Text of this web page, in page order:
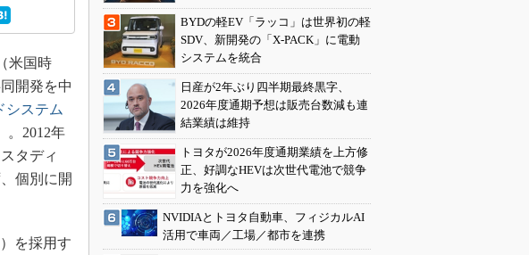
米国時
開発を中
システム
。2012年
タディ
個別に開
を採用す
BYDの軽EV「ラッコ」は世界初の軽
SDV、新開発の「X-PACK」に電動
システムを統合
日産が2年ぶり四半期最終黒字、
2026年度通期予想は販売台数減も連
結業績は維持
トヨタが2026年度通期業績を上方修
正、好調なHEVは次世代電池で競争
力を強化へ
NVIDIAとトヨタ自動車、フィジカルAI
活用で車両／工場／都市を連携